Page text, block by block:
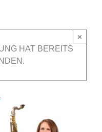
HAT BEREITS
×